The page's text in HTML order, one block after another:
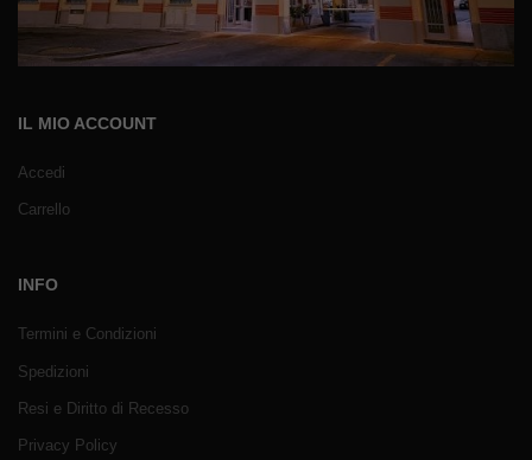
IL MIO ACCOUNT
Accedi
Carrello
INFO
Termini e Condizioni
Spedizioni
Resi e Diritto di Recesso
Privacy Policy